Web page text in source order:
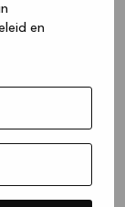
en
for more